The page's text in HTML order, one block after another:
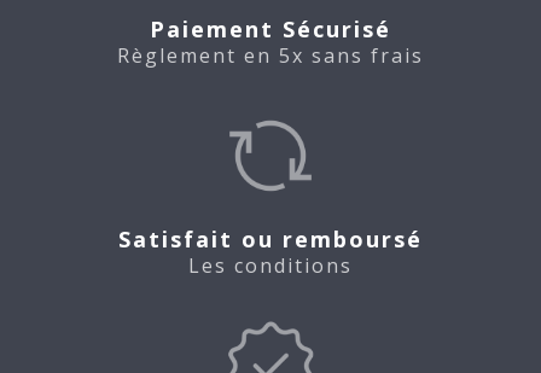
Paiement Sécurisé
Règlement en 5x sans frais
Satisfait ou remboursé
Les conditions